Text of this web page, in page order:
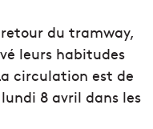
du tramway,
leurs habitudes
circulation est de
8 avril dans les